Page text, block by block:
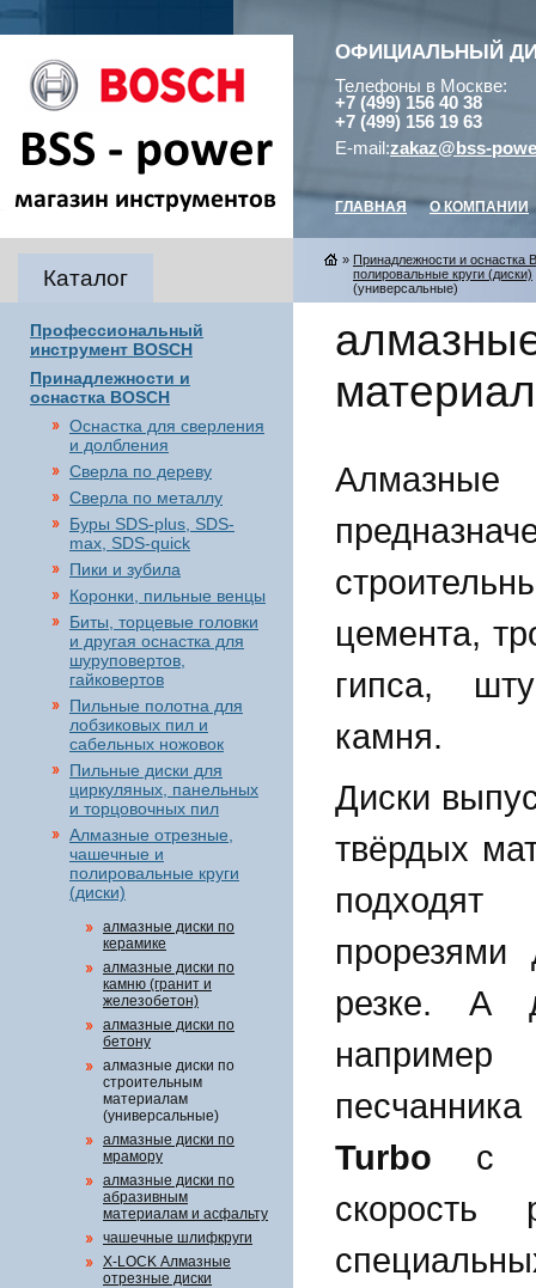
ОФИЦИАЛЬНЫЙ
Телефоны в Москве:
+7 (499) 156 40 38
+7 (499) 156 19 63
E-mail:zakaz@bss-
ГЛАВНАЯ О КОМПАНИИ
Каталог
Профессиональный
инструмент BOSCH
Принадлежности и
оснастка BOSCH
Оснастка для сверления
и долбления
Сверла по дереву
Сверла по металлу
Буры SDS-plus, SDS-
max, SDS-quick
Пики и зубила
Коронки, пильные венцы
Биты, торцевые головки
и другая оснастка для
шуруповертов,
гайковертов
Пильные полотна для
лобзиковых пил и
сабельных ножовок
Пильные диски для
циркуляных, панельных
и торцовочных пил
Алмазные отрезные,
чашечные и
полировальные круги
(диски)
алмазные диски по
керамике
алмазные диски по
камню (гранит и
железобетон)
алмазные диски по
бетону
алмазные диски по
строительным
материалам
(универсальные)
алмазные диски по
мрамору
алмазные диски по
абразивным
материалам и асфальту
чашечные шлифкруги
X-LOCK Алмазные
отрезные диски
» Принадлежности и оснастка
полировальные круги (диски)
(универсальные)
цемента,
гипса,
камня.
Диски
твёрдых
резке. А
Turbo с
скорость